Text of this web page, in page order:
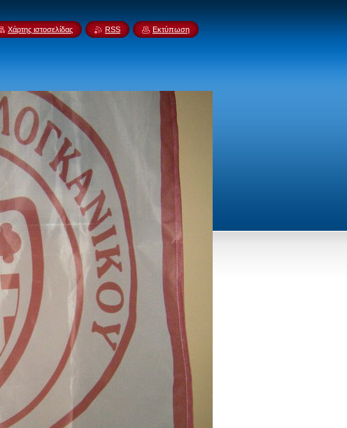
Χάρτης ιστοσελίδας RSS Εκτύπωση